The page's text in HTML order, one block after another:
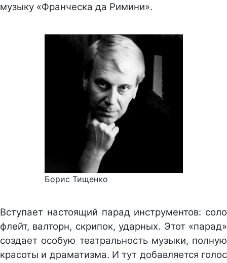
музыку «Франческа да Римини».
Борис Тищенко
Вступает настоящий парад инструментов: соло
флейт, валторн, скрипок, ударных. Этот «парад»
создает особую театральность музыки, полную
красоты и драматизма. И тут добавляется голос